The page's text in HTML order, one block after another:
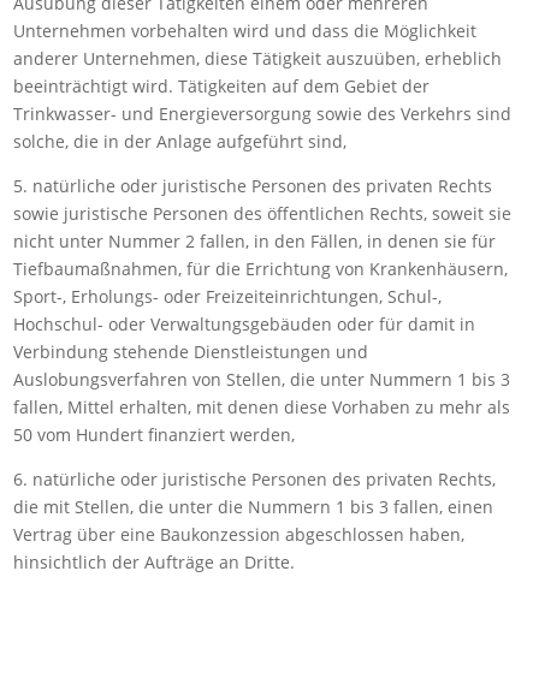
Unternehmen vorbehalten wird und dass die Möglichkeit
anderer Unternehmen, diese Tätigkeit auszuüben, erheblich
beeinträchtigt wird. Tätigkeiten auf dem Gebiet der
Trinkwasser- und Energieversorgung sowie des Verkehrs sind
solche, die in der Anlage aufgeführt sind,
5. natürliche oder juristische Personen des privaten Rechts
sowie juristische Personen des öffentlichen Rechts, soweit sie
nicht unter Nummer 2 fallen, in den Fällen, in denen sie für
Tiefbaumaßnahmen, für die Errichtung von Krankenhäusern,
Sport-, Erholungs- oder Freizeiteinrichtungen, Schul-,
Hochschul- oder Verwaltungsgebäuden oder für damit in
Verbindung stehende Dienstleistungen und
Auslobungsverfahren von Stellen, die unter Nummern 1 bis 3
fallen, Mittel erhalten, mit denen diese Vorhaben zu mehr als
50 vom Hundert finanziert werden,
6. natürliche oder juristische Personen des privaten Rechts,
die mit Stellen, die unter die Nummern 1 bis 3 fallen, einen
Vertrag über eine Baukonzession abgeschlossen haben,
hinsichtlich der Aufträge an Dritte.